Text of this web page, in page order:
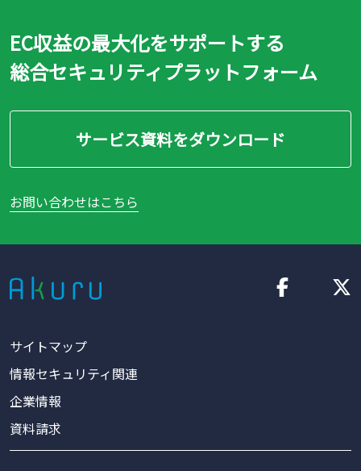
EC収益の最大化をサポートする
総合セキュリティプラットフォーム
サービス資料をダウンロード
お問い合わせはこちら
サイトマップ
情報セキュリティ関連
企業情報
資料請求